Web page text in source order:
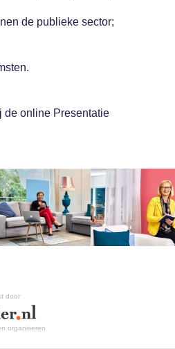
de publieke sector;
de online Presentatie
door
organiseren